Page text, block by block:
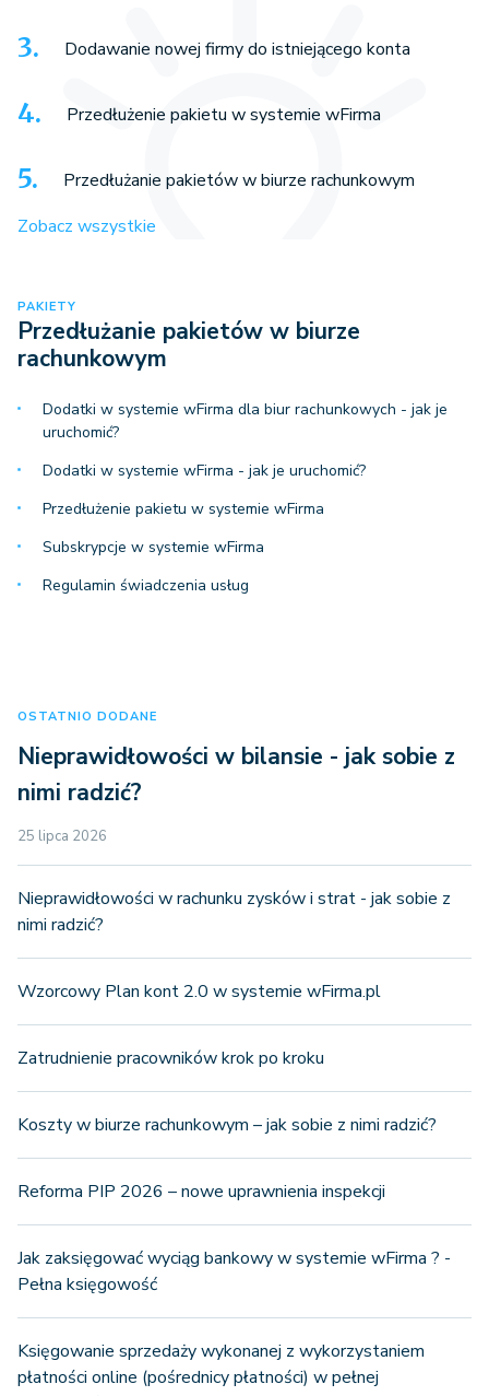
Dodawanie nowej firmy do istniejącego konta
Przedłużenie pakietu w systemie wFirma
Przedłużanie pakietów w biurze rachunkowym
Zobacz wszystkie
PAKIETY
Przedłużanie pakietów w biurze
rachunkowym
Dodatki w systemie wFirma dla biur rachunkowych - jak je
uruchomić?
Dodatki w systemie wFirma - jak je uruchomić?
Przedłużenie pakietu w systemie wFirma
Subskrypcje w systemie wFirma
Regulamin świadczenia usług
OSTATNIO DODANE
Nieprawidłowości w bilansie - jak sobie z
nimi radzić?
25 lipca 2026
Nieprawidłowości w rachunku zysków i strat - jak sobie z
nimi radzić?
Wzorcowy Plan kont 2.0 w systemie wFirma.pl
Zatrudnienie pracowników krok po kroku
Koszty w biurze rachunkowym – jak sobie z nimi radzić?
Reforma PIP 2026 – nowe uprawnienia inspekcji
Jak zaksięgować wyciąg bankowy w systemie wFirma ? -
Pełna księgowość
Księgowanie sprzedaży wykonanej z wykorzystaniem
płatności online (pośrednicy płatności) w pełnej